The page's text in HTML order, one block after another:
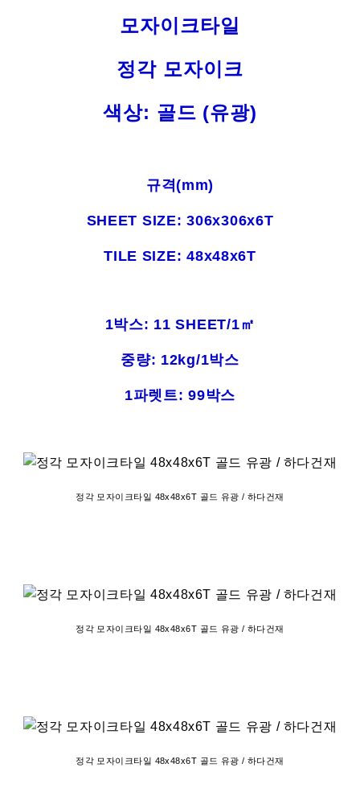
모자이크타일
정각 모자이크
색상: 골드 (유광)
규격(mm)
SHEET SIZE: 306x306x6T
TILE SIZE: 48x48x6T
1박스: 11 SHEET/1㎡
중량: 12kg/1박스
1파렛트: 99박스
정각 모자이크타일 48x48x6T 골드 유광 / 하다건재
정각 모자이크타일 48x48x6T 골드 유광 / 하다건재
정각 모자이크타일 48x48x6T 골드 유광 / 하다건재